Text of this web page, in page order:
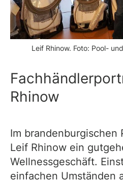
Leif Rhinow. Foto: Pool-
Rhinow
Im
Leif Rhinow ein
Wellnessgeschäft.
einfachen Umständen